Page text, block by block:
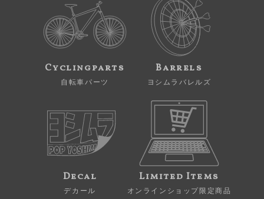
Cyclingparts
自転車パーツ
Barrels
ヨシムラバレルズ
Decal
デカール
Limited Items
オンラインショップ限定商品